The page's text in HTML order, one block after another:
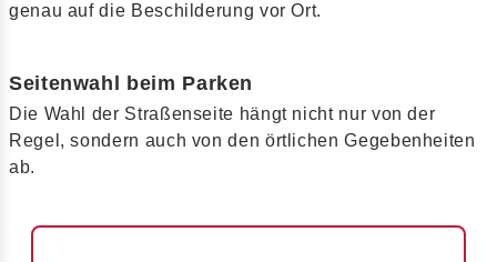
genau auf die Beschilderung vor Ort.
Seitenwahl beim Parken
Die Wahl der Straßenseite hängt nicht nur von der
Regel, sondern auch von den örtlichen Gegebenheiten
ab.